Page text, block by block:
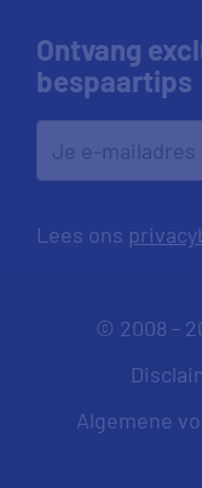
Ontvang
bespaartips
Lees ons
© 2008 -
Algemene